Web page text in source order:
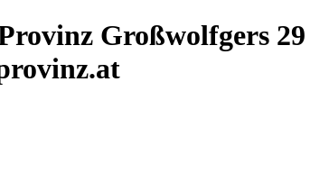
Großwolfgers 29